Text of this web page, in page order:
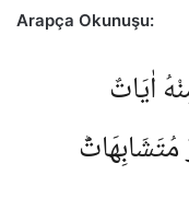
Arapça Okunuşu:
اٰيَاتٌ